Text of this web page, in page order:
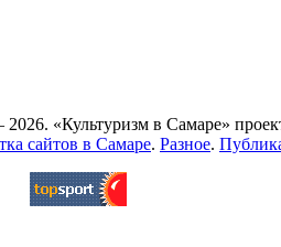
2026. «Культуризм в Самаре»
сайтов в Самаре. Разное.